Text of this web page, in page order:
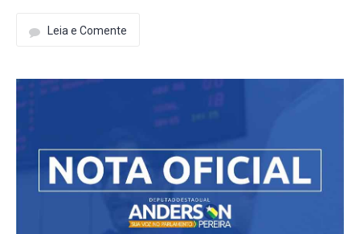
Leia e Comente